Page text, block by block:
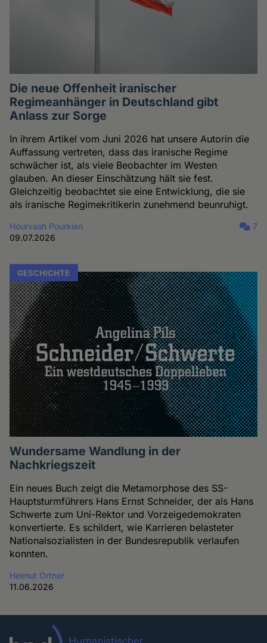
Die neue Offenheit iranischer
Regimeanhänger in Deutschland gibt
Anlass zur Sorge
In ihrem Artikel vom Juni 2026 hat unsere Autorin die
Auffassung vertreten, dass das iranische Regime
schwächer ist, als viele Beobachter im Westen
glauben. An dieser Einschätzung hält sie fest.
Gleichzeitig beobachtet sie eine Entwicklung, die sie
als iranische Regimekritikerin zunehmend beunruhigt.
Hourvash Pourkian
09.07.2026
7
GESCHICHTE
Wundersame Wandlung in der
Nachkriegszeit
Ein neues Buch zeigt die Metamorphose des SS-
Hauptsturmführers Hans Ernst Schneider, der als Hans
Schwerte zum Uni-Rektor und Vorzeigedemokraten
konvertierte. Es schildert, wie Karrieren belasteter
Nationalsozialisten in der Bundesrepublik verlaufen
konnten.
Helmut Ortner
11.06.2026